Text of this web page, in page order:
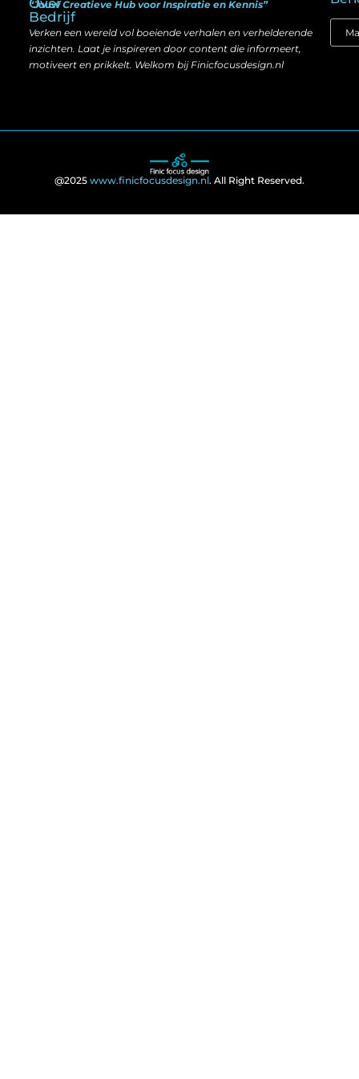
Over
Bedrijf
“Jouw Creatieve Hub voor Inspiratie en Kennis”
Verken een wereld vol boeiende verhalen en verhelderende
inzichten. Laat je inspireren door content die informeert,
motiveert en prikkelt. Welkom bij Finicfocusdesign.nl
@2025 www.finicfocusdesign.nl. All Right Reserved.